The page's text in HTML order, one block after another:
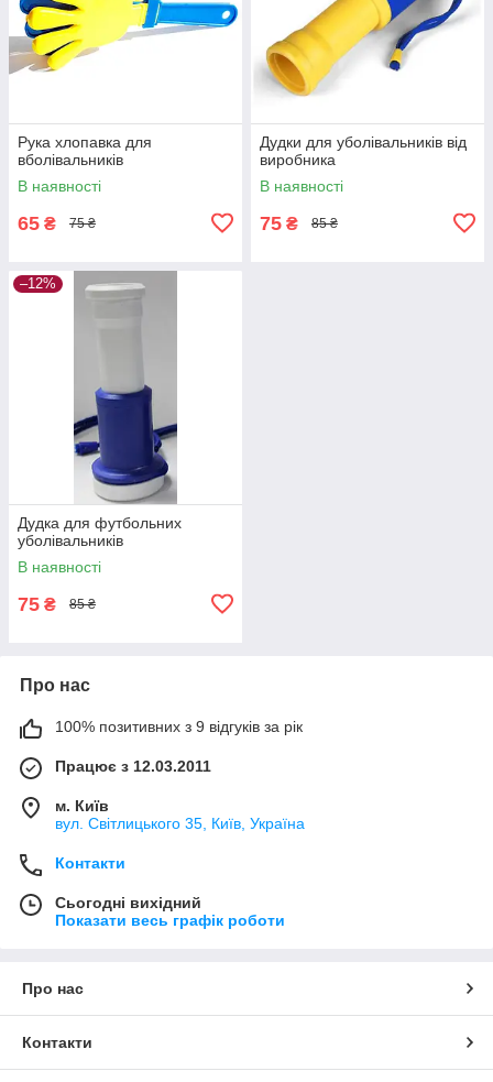
Рука хлопавка для
вболівальників
В наявності
65 ₴ 75 ₴
Дудки для уболівальників від
виробника
В наявності
75 ₴ 85 ₴
–12%
Дудка для футбольних
уболівальників
В наявності
75 ₴ 85 ₴
Про нас
100% позитивних з 9 відгуків за рік
Працює з 12.03.2011
м. Київ
вул. Світлицького 35, Київ, Україна
Контакти
Сьогодні вихідний
Показати весь графік роботи
Про нас
Контакти